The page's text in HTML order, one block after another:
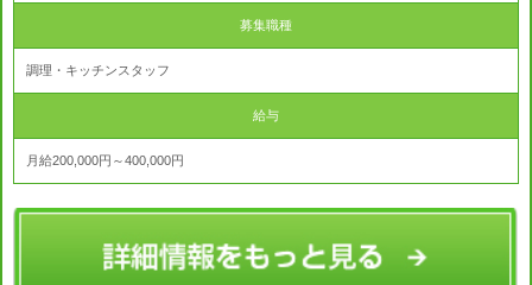
募集職種
調理・キッチンスタッフ
給与
月給200,000円～400,000円